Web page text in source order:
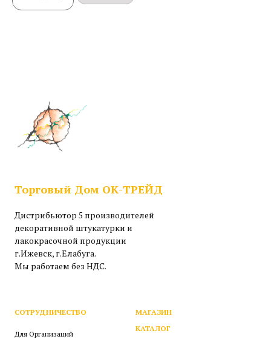
Торговый Дом ОК-ТРЕЙД
Дистрибьютор 5 производителей
декоративной штукатурки и
лакокрасочной продукции
г.Ижевск, г.Елабуга.
Мы работаем без НДС.
СОТРУДНИЧЕСТВО
Для Организаций
МАГАЗИН
КАТАЛОГ